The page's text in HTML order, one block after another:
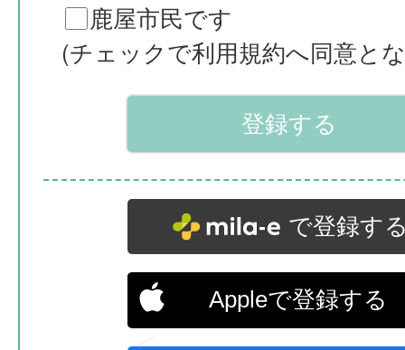
鹿屋市民です
(チェックで利用規約へ同意と
で登録す
Appleで登録する